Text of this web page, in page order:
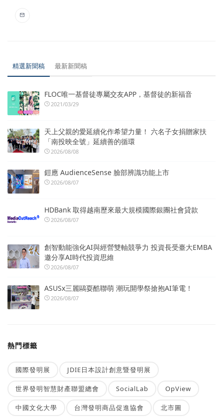
精選新聞稿 最新新聞稿
FLOC唯一基督徒專屬交友APP，基督徒的新福音
2021/03/29
天上父親的愛延續化作希望力量！ 六名子女捐贈家扶
「南投映全號」延續善的循環
2026/08/08
鎧應 AudienceSense 臉部辨識功能上市
2026/08/07
HDBank 取得越南歷來最大規模國際銀團社會貸款
2026/08/07
創智動能強化AI與經營雙軸競爭力 投資長受臺大EMBA
邀分享AI時代投資思維
2026/08/07
ASUSx三麗鷗耍酷聯萌 潮玩開學祭搶抱AI筆電！
2026/08/07
熱門標籤
國際發明展 JDIE日本設計創意暨發明展
世界發明智慧財產聯盟總會 SocialLab OpView
中國文化大學 台灣發明商品促進協會 北市圖